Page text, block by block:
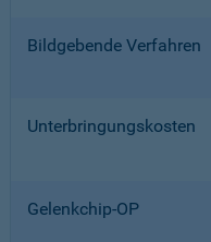
Bildgebende Verfahren
Unterbringungskosten
Gelenkchip-OP